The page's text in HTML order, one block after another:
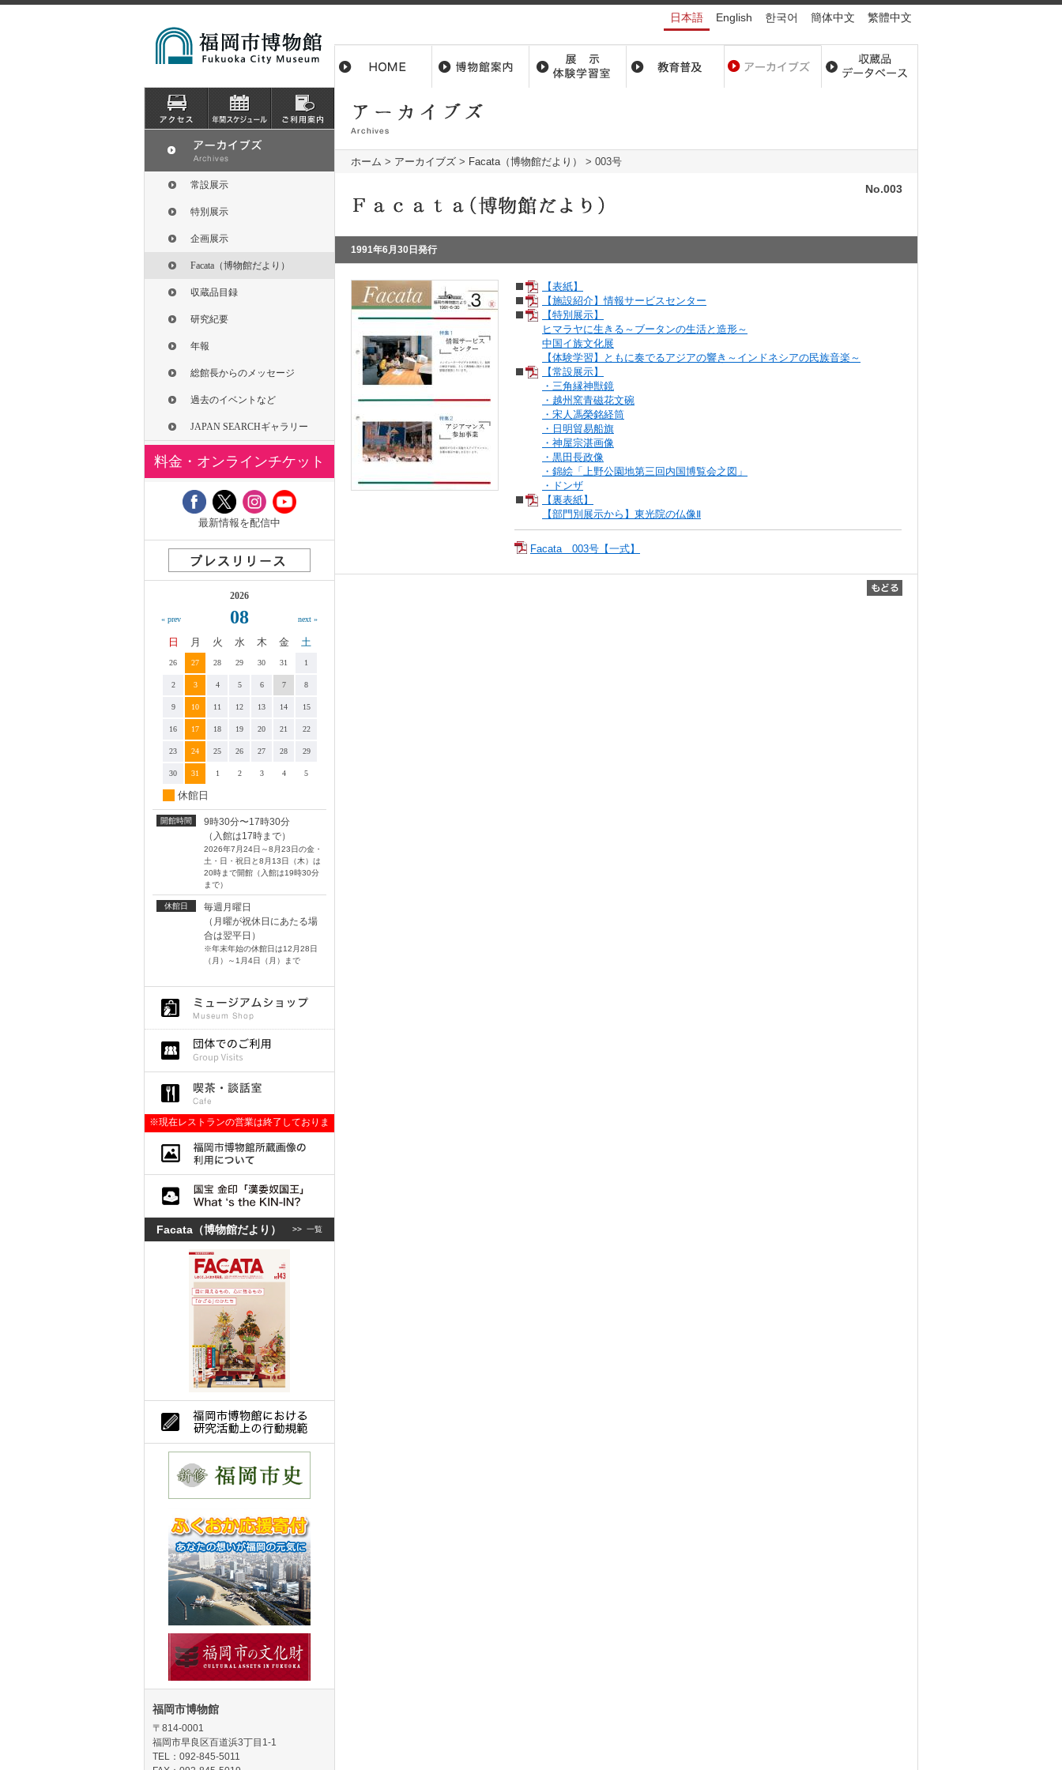
日本語 English 한국어 簡体中文 繁體中文
ホーム > アーカイブズ > Facata（博物館だより） > 003号
No.003
1991年6月30日発行
【表紙】
【施設紹介】情報サービスセンター
【特別展示】
ヒマラヤに生きる～ブータンの生活と造形～
中国イ族文化展
【体験学習】ともに奏でるアジアの響き～インドネシアの民族音楽～
【常設展示】
・三角縁神獣鏡
・越州窯青磁花文碗
・宋人馮榮銘経筒
・日明貿易船旗
・神屋宗湛画像
・黒田長政像
・錦絵「上野公園地第三回内国博覧会之図」
・ドンザ
【裏表紙】
【部門別展示から】東光院の仏像Ⅱ
Facata 003号【一式】
常設展示
特別展示
企画展示
Facata（博物館だより）
収蔵品目録
研究紀要
年報
総館長からのメッセージ
過去のイベントなど
JAPAN SEARCHギャラリー
料金・オンラインチケット
最新情報を配信中
« prev
2026
08 next »
日 月 火 水 木 金 土
26 27 28 29 30 31 1
2 3 4 5 6 7 8
9 10 11 12 13 14 15
16 17 18 19 20 21 22
23 24 25 26 27 28 29
30 31 1 2 3 4 5
休館日
開館時間
9時30分〜17時30分
（入館は17時まで）
2026年7月24日～8月23日の金・
土・日・祝日と8月13日（木）は
20時まで開館（入館は19時30分
まで）
休館日
毎週月曜日
（月曜が祝休日にあたる場
合は翌平日）
※年末年始の休館日は12月28日
（月）～1月4日（月）まで
※現在レストランの営業は終了しておりま
Facata（博物館だより） >> 一覧
福岡市博物館
〒814-0001
福岡市早良区百道浜3丁目1-1
TEL：092-845-5011